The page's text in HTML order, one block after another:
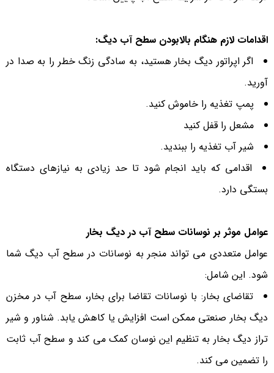
اقدامات لازم هنگام بالابودن سطح آب دیگ:
اگر اپراتور دیگ بخار هستید، به سادگی زنگ خطر را به صدا در
آورید.
پمپ تغذیه را خاموش کنید.
مشعل را قفل کنید
شیر آب تغذیه را ببندید.
اقدامی که باید انجام شود تا حد زیادی به نیازهای دستگاه
بستگی دارد.
عوامل موثر بر نوسانات سطح آب در دیگ بخار
عوامل متعددی می تواند منجر به نوسانات در سطح آب دیگ شما
شود. این شامل:
تقاضای بخار: با نوسانات تقاضا برای بخار، سطح آب در مخزن
دیگ بخار صنعتی ممکن است افزایش یا کاهش یابد. شناور و شیر
تراز دیگ بخار به تنظیم این نوسان کمک می کند و سطح آب ثابت
را تضمین می کند.